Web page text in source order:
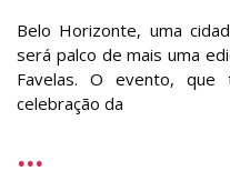
Belo Horizonte, uma
será palco de mais uma
Favelas. O evento, que
celebração da